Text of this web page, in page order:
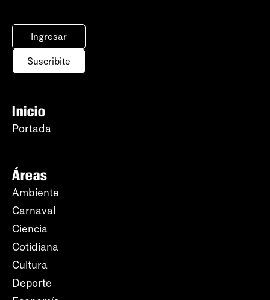
Ingresar
Suscribite
Inicio
Portada
Áreas
Ambiente
Carnaval
Ciencia
Cotidiana
Cultura
Deporte